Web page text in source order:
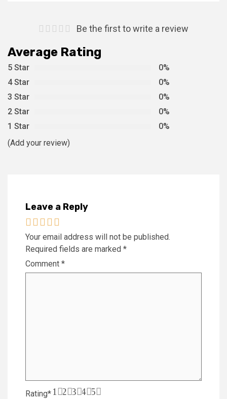
Be the first to write a review
Average Rating
5 Star
0%
4 Star
0%
3 Star
0%
2 Star
0%
1 Star
0%
(Add your review)
Leave a Reply
Your email address will not be published.
Required fields are marked *
Comment *
Rating* 5
4
3
2
1